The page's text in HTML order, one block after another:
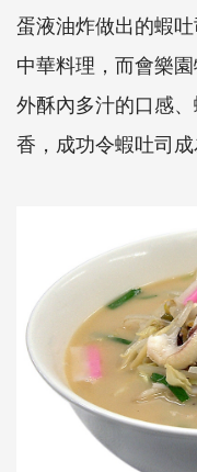
蛋液油炸做出的蝦
中華料理，而會樂
外酥內多汁的口感
香，成功令蝦吐司成